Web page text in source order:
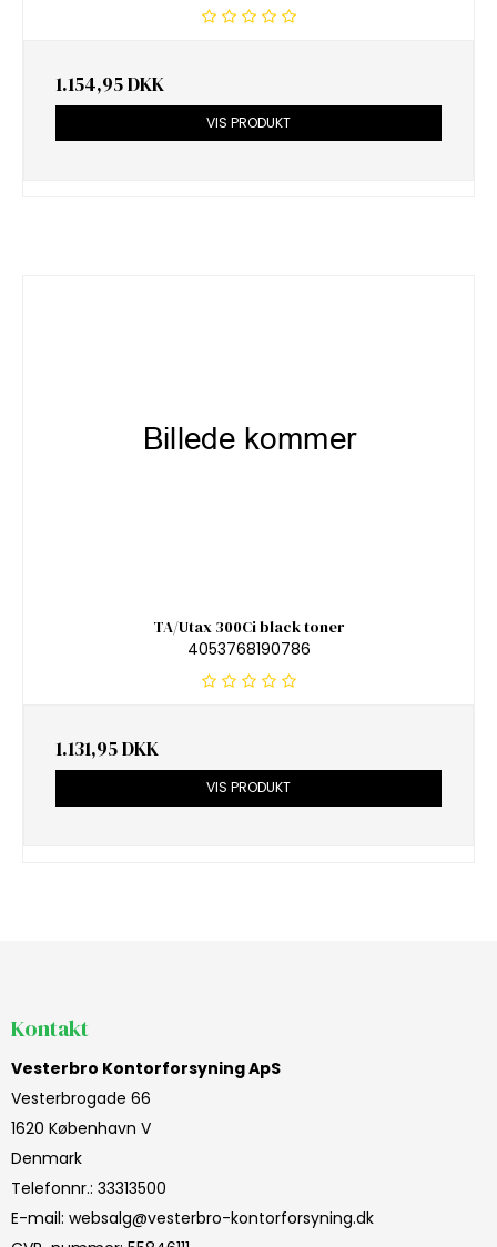
1.154,95 DKK
VIS PRODUKT
TA/Utax 300Ci black toner
4053768190786
1.131,95 DKK
VIS PRODUKT
Kontakt
Vesterbro Kontorforsyning ApS
Vesterbrogade 66
1620 København V
Denmark
Telefonnr.: 33313500
E-mail: websalg@vesterbro-kontorforsyning.dk